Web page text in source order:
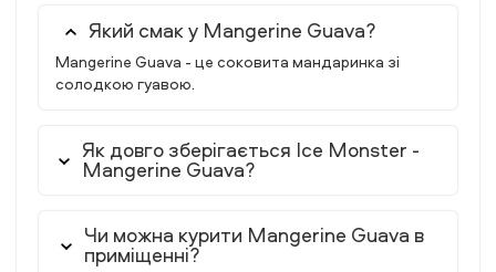
Який смак у Mangerine Guava?
Mangerine Guava - це соковита мандаринка зі
солодкою гуавою.
Як довго зберігається Ice Monster -
Mangerine Guava?
Чи можна курити Mangerine Guava в
приміщенні?